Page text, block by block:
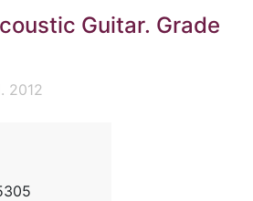
Guitar. Grade
2012